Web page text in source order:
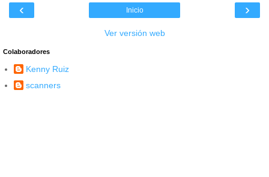
‹ ›
Inicio
Ver versión web
Colaboradores
Kenny Ruiz
scanners